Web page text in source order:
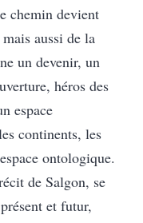
chemin devient
aussi de la
un devenir, un
héros des
espace
continents, les
ontologique.
de Salgon, se
et futur,